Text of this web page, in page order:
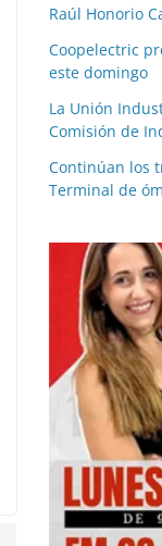
Raúl Honorio
Coopelectric
este domingo
La Unión
Comisión de
Continúan los
Terminal de